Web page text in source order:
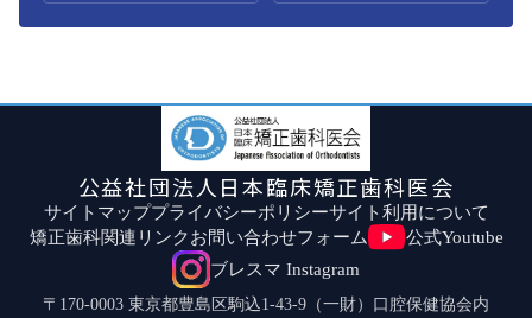
公益社団法人日本臨床矯正歯科医会
サイトマッププライバシーポリシーサイト利用について
矯正歯科関連リンクお問い合わせフォーム
公式Youtube
ブレスマ Instagram
〒170-0003 東京都豊島区駒込1-43-9（一財）口腔保健協会内